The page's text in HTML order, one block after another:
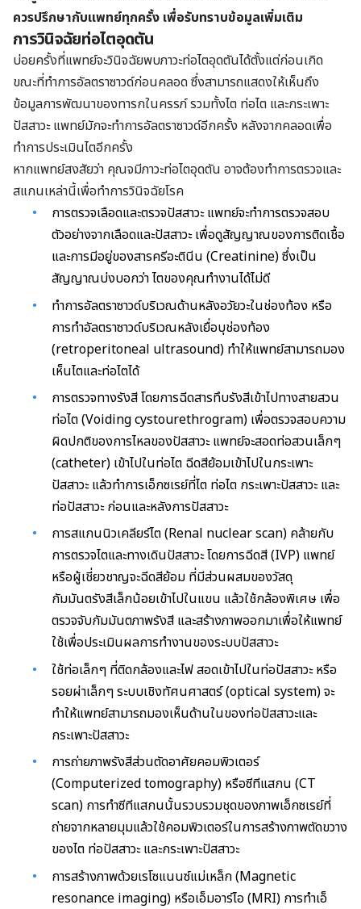
ควรปรึกษากับแพทย์ทุกครั้ง เพื่อรับทราบข้อมูลเพิ่มเติม
การวินิจฉัยท่อไตอุดตัน
บ่อยครั้งที่แพทย์จะวินิจฉัยพบภาวะท่อไตอุดตันได้ตั้งแต่ก่อนเกิด
ขณะที่ทำการอัลตราซาวด์ก่อนคลอด ซึ่งสามารถแสดงให้เห็นถึง
ข้อมูลการพัฒนาของทารกในครรภ์ รวมทั้งไต ท่อไต และกระเพาะ
ปัสสาวะ แพทย์มักจะทำการอัลตราซาวด์อีกครั้ง หลังจากคลอดเพื่อ
ทำการประเมินไตอีกครั้ง
หากแพทย์สงสัยว่า คุณจมีภาวะท่อไตอุดตัน อาจต้องทำการตรวจและ
สแกนเหล่านี้เพื่อทำการวินิจฉัยโรค
การตรวจเลือดและตรวจปัสสาวะ แพทย์จะทำการตรวจสอบ
ตัวอย่างจากเลือดและปัสสาวะ เพื่อดูสัญญาณของการติดเชื้อ
และการมีอยู่ของสารครีอะตินีน (Creatinine) ซึ่งเป็น
สัญญาณบ่งบอกว่า ไตของคุณทำงานได้ไม่ดี
ทำการอัลตราซาวด์บริเวณด้านหลังอวัยวะในช่องท้อง หรือ
การทำอัลตราซาวด์บริเวณหลังเยื่อบุช่องท้อง
(retroperitoneal ultrasound) ทำให้แพทย์สามารถมอง
เห็นไตและท่อไตได้
การตรวจทางรังสี โดยการฉีดสารทึบรังสีเข้าไปทางสายสวน
ท่อไต (Voiding cystourethrogram) เพื่อตรวจสอบความ
ผิดปกติของการไหลของปัสสาวะ แพทย์จะสอดท่อสวนเล็กๆ
(catheter) เข้าไปในท่อไต ฉีดสีย้อมเข้าไปในกระเพาะ
ปัสสาวะ แล้วทำการเอ็กซเรย์ที่ไต ท่อไต กระเพาะปัสสาวะ และ
ท่อปัสสาวะ ก่อนและหลังการปัสสาวะ
การสแกนนิวเคลียร์ไต (Renal nuclear scan) คล้ายกับ
การตรวจไตและทางเดินปัสสาวะ โดยการฉีดสี (IVP) แพทย์
หรือผู้เชี่ยวชาญจะฉีดสีย้อม ที่มีส่วนผสมของวัสดุ
กัมมันตรังสีเล็กน้อยเข้าไปในแขน แล้วใช้กล้องพิเศษ เพื่อ
ตรวจจับกัมมันตภาพรังสี และสร้างภาพออกมาเพื่อให้แพทย์
ใช้เพื่อประเมินผลการทำงานของระบบปัสสาวะ
ใช้ท่อเล็กๆ ที่ติดกล้องและไฟ สอดเข้าไปในท่อปัสสาวะ หรือ
รอยผ่าเล็กๆ ระบบเชิงทัศนศาสตร์ (optical system) จะ
ทำให้แพทย์สามารถมองเห็นด้านในของท่อปัสสาวะและ
กระเพาะปัสสาวะ
การถ่ายภาพรังสีส่วนตัดอาศัยคอมพิวเตอร์
(Computerized tomography) หรือซีทีแสกน (CT
scan) การทำซีทีแสกนนั้นรวบรวมชุดของภาพเอ็กซเรย์ที่
ถ่ายจากหลายมุมแล้วใช้คอมพิวเตอร์ในการสร้างภาพตัดขวาง
ของไต ท่อปัสสาวะ และกระเพาะปัสสาวะ
การสร้างภาพด้วยเรโซแนนซ์แม่เหล็ก (Magnetic
resonance imaging) หรือเอ็มอาร์ไอ (MRI) การทำเอ็